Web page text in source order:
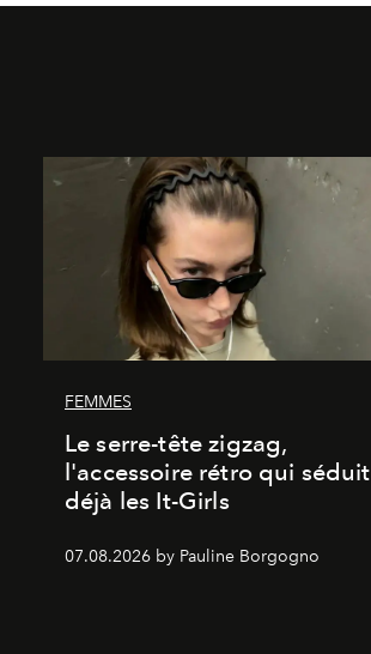
FEMMES
Le serre-tête zigzag,
l'accessoire rétro qui séduit
déjà les It-Girls
07.08.2026 by Pauline Borgogno